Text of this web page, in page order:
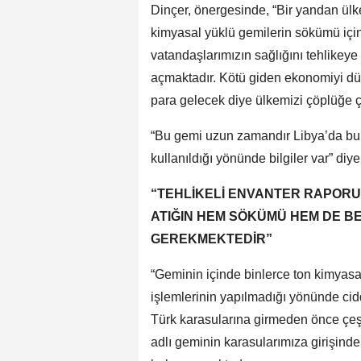
Dinçer, önergesinde, “Bir yandan
kimyasal yüklü gemilerin sökümü
vatandaşlarımızın sağlığını
açmaktadır. Kötü giden ekonomiyi
para gelecek diye ülkemizi çöplüğe
“Bu gemi uzun zamandır Libya’da
kullanıldığı yönünde bilgiler var”
“TEHLİKELİ ENVANTER
ATIĞIN HEM SÖKÜMÜ HEM DE
GEREKMEKTEDİR”
“Geminin içinde binlerce ton
işlemlerinin yapılmadığı yönünde
Türk karasularına girmeden önce
adlı geminin karasularımıza